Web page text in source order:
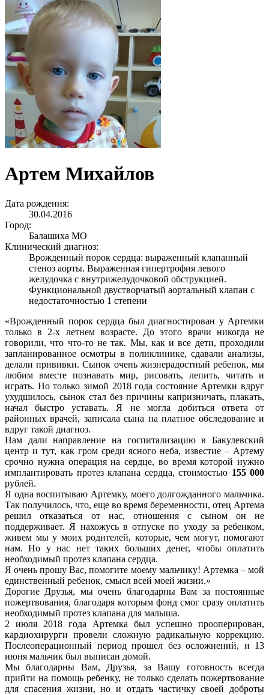
Артем Михайлов
Дата рождения:
30.04.2016
Город:
Балашиха МО
Клинический диагноз:
Врожденный порок сердца: выраженный клапанный
стеноз аорты. Выраженная гипертрофия левого
желудочка с внутрижелудочковой обструкцией.
Функциональной двустворчатый аортальный клапан с
недостаточностью 1 степени
«Врожденный порок сердца был диагностирован у Артемки
только в 2-х летнем возрасте. До этого врачи никогда не
говорили, что что-то не так. Мы, как и все дети, проходили
запланированное осмотры в поликлинике, сдавали анализы,
делали прививки. Сынок очень жизнерадостный ребенок, мы
любим вместе познавать мир, рисовать, лепить, читать и
играть. Но только зимой 2018 года состояние Артемки вдруг
ухудшилось, сынок стал без причины капризничать, плакать,
начал быстро уставать. Я не могла добиться ответа от
районных врачей, записала сына на платное обследование и
вдруг такой диагноз.
Нам дали направление на госпитализацию в Бакулевский
центр и тут, как гром среди ясного неба, известие – Артему
срочно нужна операция на сердце, во время которой нужно
имплантировать протез клапана сердца, стоимостью 155 000
рублей.
Я одна воспитываю Артемку, моего долгожданного мальчика.
Так получилось, что, еще во время беременности, отец Артема
решил отказаться от нас, отношения с сыном он не
поддерживает. Я нахожусь в отпуске по уходу за ребенком,
живем мы у моих родителей, которые, чем могут, помогают
нам. Но у нас нет таких больших денег, чтобы оплатить
необходимый протез клапана сердца.
Я очень прошу Вас, помогите моему мальчику! Артемка – мой
единственный ребенок, смысл всей моей жизни.»
Дорогие Друзья, мы очень благодарны Вам за постоянные
пожертвования, благодаря которым фонд смог сразу оплатить
необходимый протез клапана для малыша.
2 июля 2018 года Артемка был успешно прооперирован,
кардиохирурги провели сложную радикальную коррекцию.
Послеоперационный период прошел без осложнений, и 13
июня мальчик был выписан домой.
Мы благодарны Вам, Друзья, за Вашу готовность всегда
прийти на помощь ребенку, не только сделать пожертвование
для спасения жизни, но и отдать частичку своей доброты